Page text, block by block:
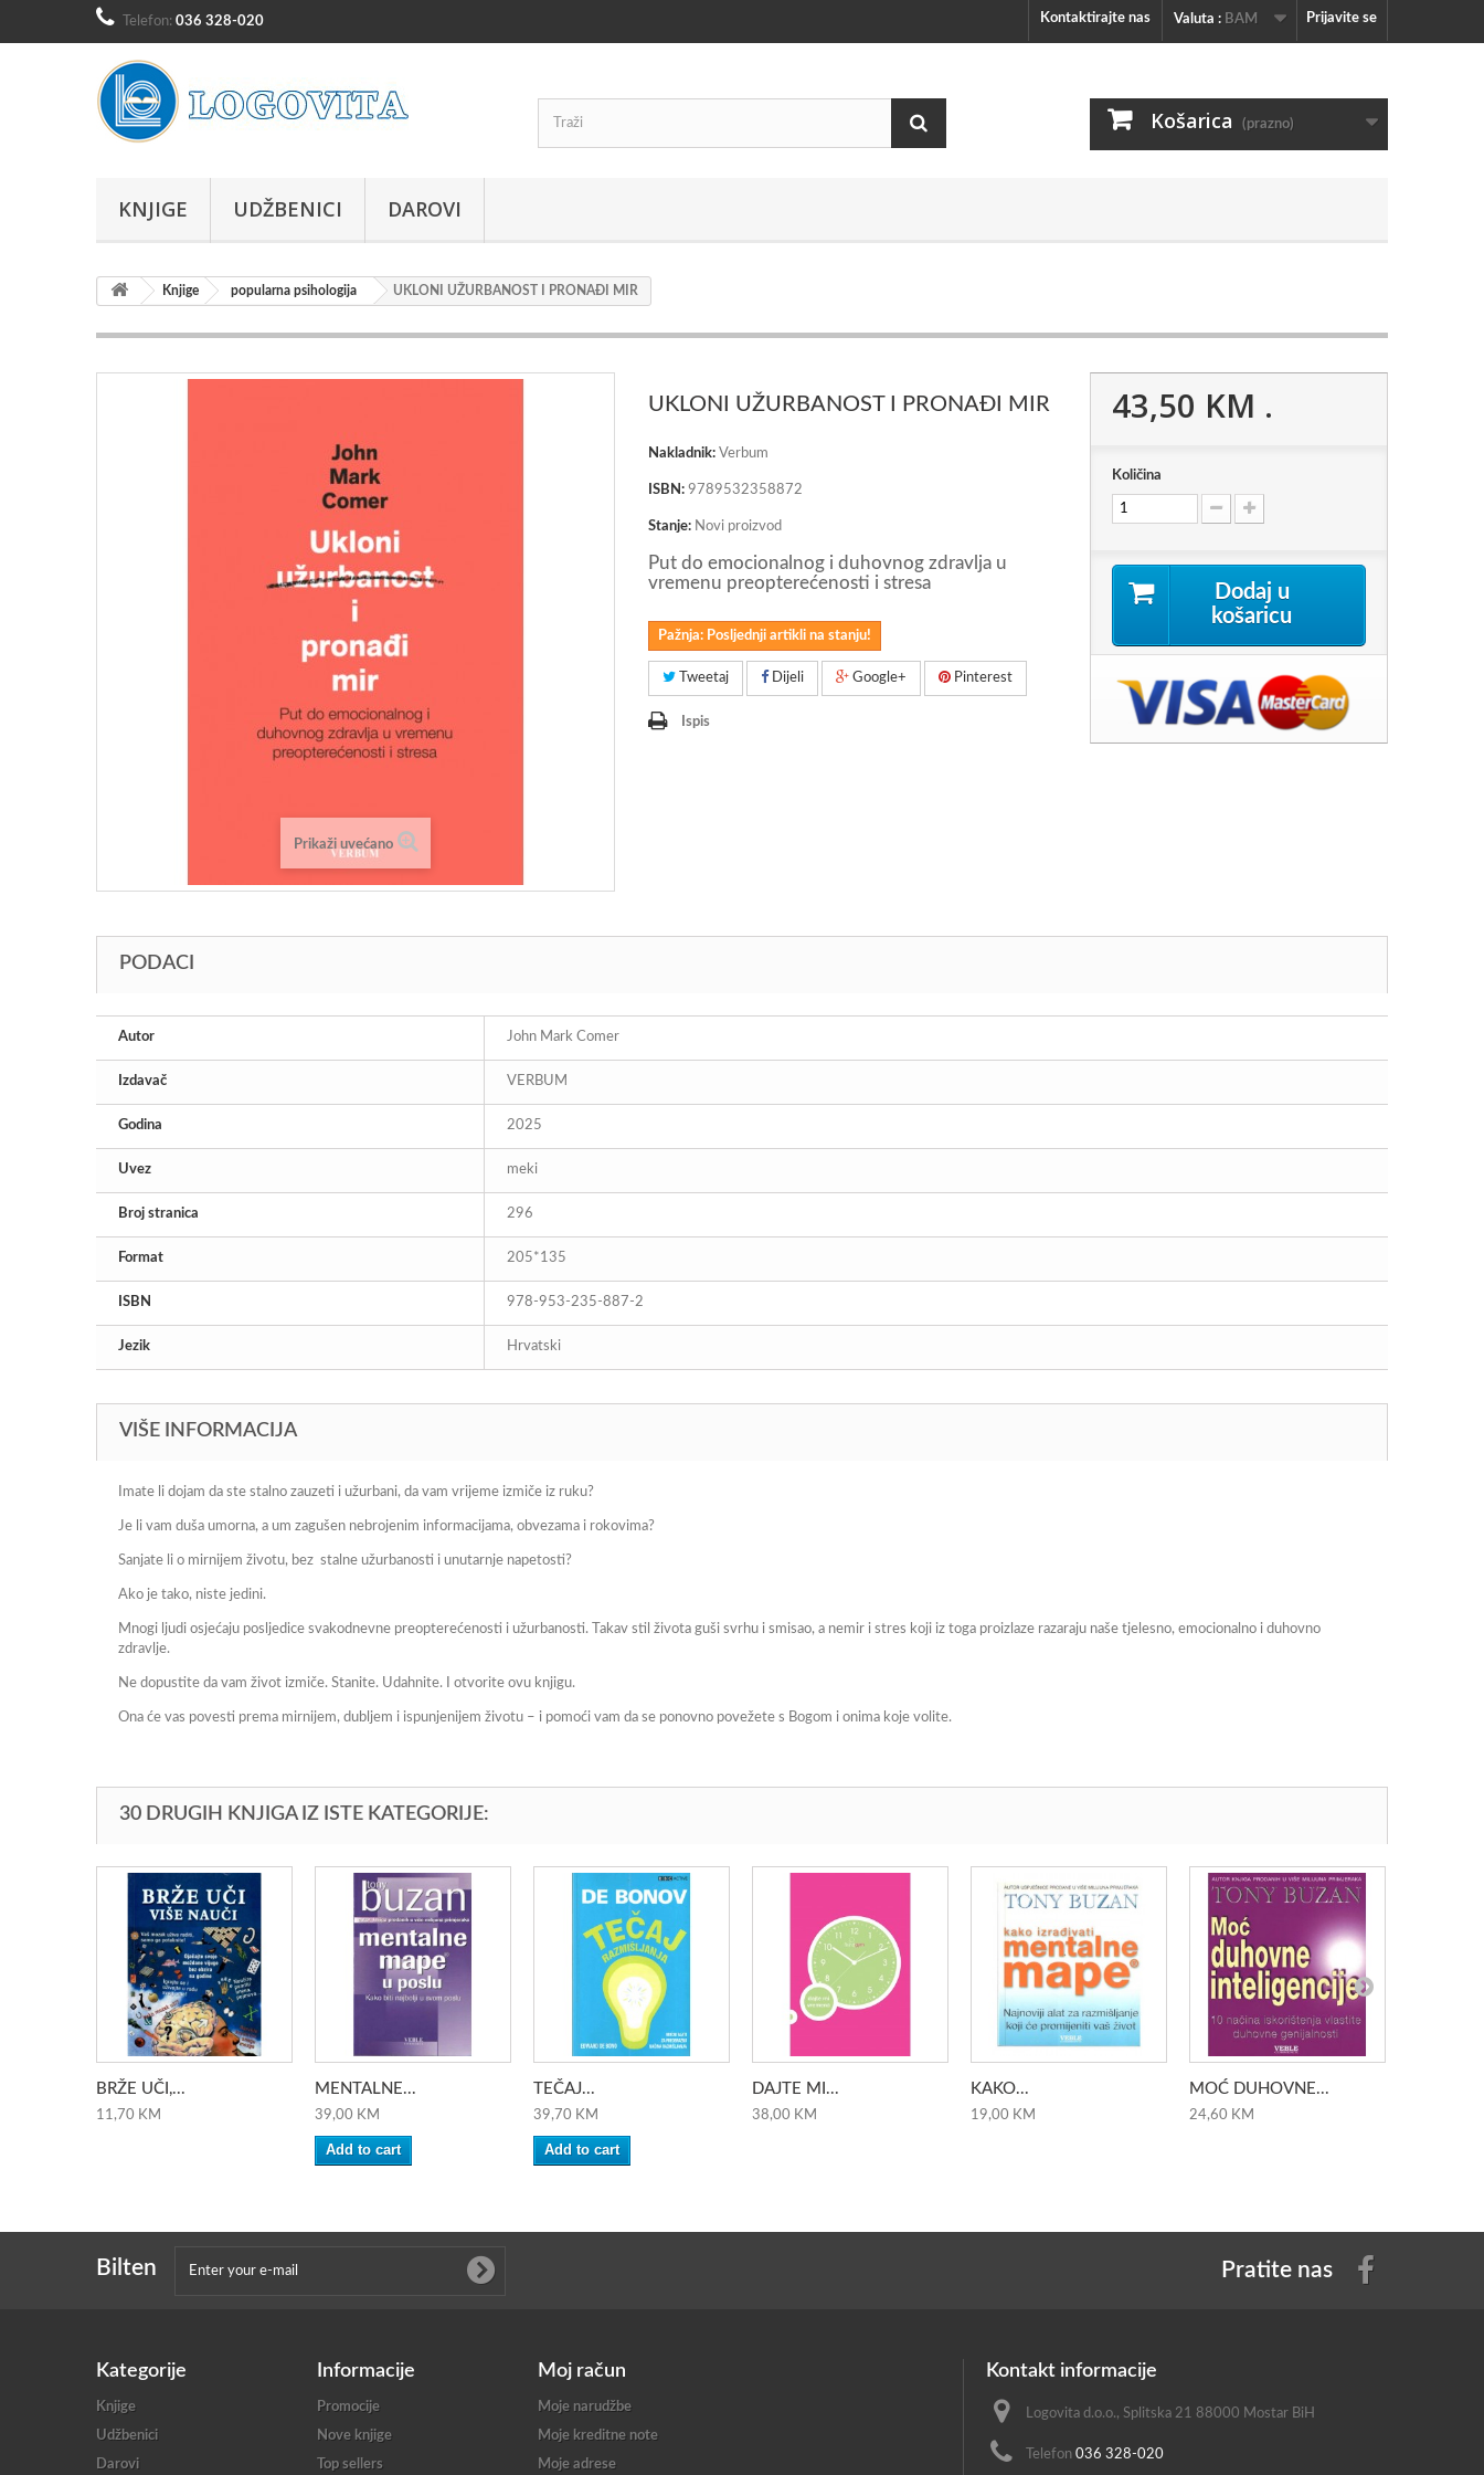
Prijavite se
Valuta : BAM
Kontaktirajte nas
Telefon: 036 328-020
Košarica (prazno)
KNJIGE UDŽBENICI DAROVI
Knjige popularna psihologija UKLONI UŽURBANOST I PRONAĐI MIR
Prikaži uvećano
UKLONI UŽURBANOST I PRONAĐI MIR
Nakladnik: Verbum
ISBN: 9789532358872
Stanje: Novi proizvod
Put do emocionalnog i duhovnog zdravlja u
vremenu preopterećenosti i stresa
Pažnja: Posljednji artikli na stanju!
Tweetaj Dijeli Google+ Pinterest
Ispis
43,50 KM .
Količina
Dodaj u
košaricu
PODACI
Autor John Mark Comer
Izdavač VERBUM
Godina 2025
Uvez meki
Broj stranica 296
Format 205*135
ISBN 978-953-235-887-2
Jezik Hrvatski
VIŠE INFORMACIJA
Imate li dojam da ste stalno zauzeti i užurbani, da vam vrijeme izmiče iz ruku?
Je li vam duša umorna, a um zagušen nebrojenim informacijama, obvezama i rokovima?
Sanjate li o mirnijem životu, bez stalne užurbanosti i unutarnje napetosti?
Ako je tako, niste jedini.
Mnogi ljudi osjećaju posljedice svakodnevne preopterećenosti i užurbanosti. Takav stil života guši svrhu i smisao, a nemir i stres koji iz toga proizlaze razaraju naše tjelesno, emocionalno i duhovno
zdravlje.
Ne dopustite da vam život izmiče. Stanite. Udahnite. I otvorite ovu knjigu.
Ona će vas povesti prema mirnijem, dubljem i ispunjenijem životu – i pomoći vam da se ponovno povežete s Bogom i onima koje volite.
30 DRUGIH KNJIGA IZ ISTE KATEGORIJE:
BRŽE UČI,...
11,70 KM
MENTALNE...
39,00 KM
Add to cart
TEČAJ...
39,70 KM
Add to cart
DAJTE MI...
38,00 KM
KAKO...
19,00 KM
MOĆ DUHOVNE...
24,60 KM
Bilten Pratite nas
Kategorije
Knjige
Udžbenici
Darovi
Informacije
Promocije
Nove knjige
Top sellers
Moj račun
Moje narudžbe
Moje kreditne note
Moje adrese
Kontakt informacije
Logovita d.o.o., Splitska 21 88000 Mostar BiH
Telefon 036 328-020